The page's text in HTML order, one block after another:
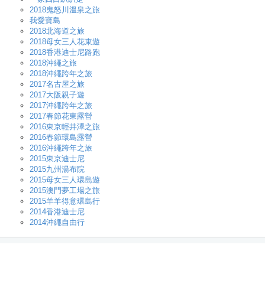
2018鬼怒川溫泉之旅
我愛寶島
2018北海道之旅
2018母女三人花東遊
2018香港迪士尼路跑
2018沖繩之旅
2018沖繩跨年之旅
2017名古屋之旅
2017大阪親子遊
2017沖繩跨年之旅
2017春節花東露營
2016東京輕井澤之旅
2016春節環島露營
2016沖繩跨年之旅
2015東京迪士尼
2015九州湯布院
2015母女三人環島遊
2015澳門夢工場之旅
2015羊羊得意環島行
2014香港迪士尼
2014沖繩自由行